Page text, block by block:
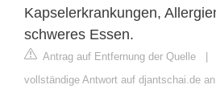
Kapselerkrankungen,
schweres Essen.
Antrag auf Entfernung der Quelle |
vollständige Antwort auf djantschai.de an